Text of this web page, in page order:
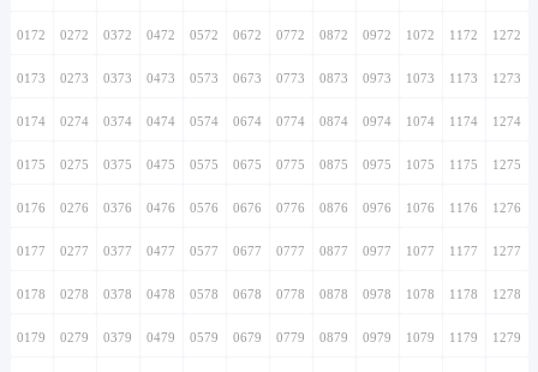
0172 0272 0372 0472 0572 0672 0772 0872 0972 1072 1172 1272
0173 0273 0373 0473 0573 0673 0773 0873 0973 1073 1173 1273
0174 0274 0374 0474 0574 0674 0774 0874 0974 1074 1174 1274
0175 0275 0375 0475 0575 0675 0775 0875 0975 1075 1175 1275
0176 0276 0376 0476 0576 0676 0776 0876 0976 1076 1176 1276
0177 0277 0377 0477 0577 0677 0777 0877 0977 1077 1177 1277
0178 0278 0378 0478 0578 0678 0778 0878 0978 1078 1178 1278
0179 0279 0379 0479 0579 0679 0779 0879 0979 1079 1179 1279